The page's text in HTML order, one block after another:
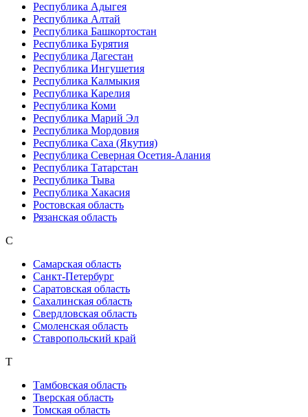
Республика Адыгея
Республика Алтай
Республика Башкортостан
Республика Бурятия
Республика Дагестан
Республика Ингушетия
Республика Калмыкия
Республика Карелия
Республика Коми
Республика Марий Эл
Республика Мордовия
Республика Саха (Якутия)
Республика Северная Осетия-Алания
Республика Татарстан
Республика Тыва
Республика Хакасия
Ростовская область
Рязанская область
С
Самарская область
Санкт-Петербург
Саратовская область
Сахалинская область
Свердловская область
Смоленская область
Ставропольский край
Т
Тамбовская область
Тверская область
Томская область